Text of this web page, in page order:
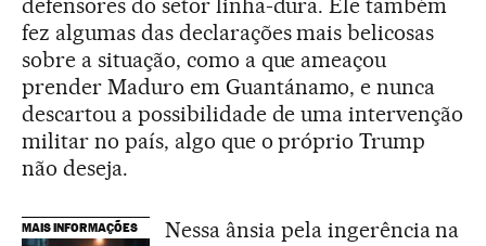
defensores do setor linha-dura. Ele também
fez algumas das declarações mais belicosas
sobre a situação, como a que ameaçou
prender Maduro em Guantánamo, e nunca
descartou a possibilidade de uma intervenção
militar no país, algo que o próprio Trump
não deseja.
MAIS INFORMAÇÕES
Nessa ânsia pela ingerência na